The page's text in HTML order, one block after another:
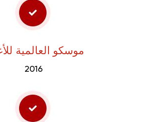
موسكو العالمية
2016